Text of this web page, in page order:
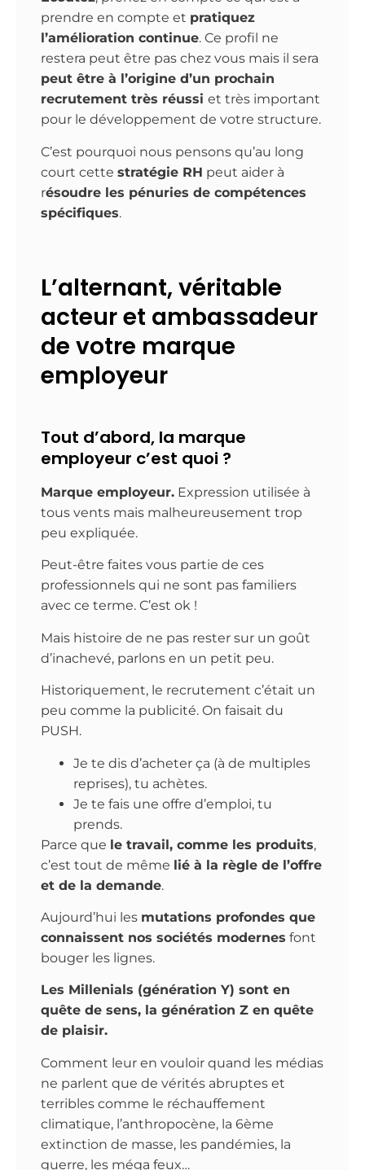
prendre en compte et pratiquez
l’amélioration continue. Ce profil ne
restera peut être pas chez vous mais il sera
peut être à l’origine d’un prochain
recrutement très réussi et très important
pour le développement de votre structure.
C’est pourquoi nous pensons qu’au long
court cette stratégie RH peut aider à
résoudre les pénuries de compétences
spécifiques.
L’alternant, véritable
acteur et ambassadeur
de votre marque
employeur
Tout d’abord, la marque
employeur c’est quoi ?
Marque employeur. Expression utilisée à
tous vents mais malheureusement trop
peu expliquée.
Peut-être faites vous partie de ces
professionnels qui ne sont pas familiers
avec ce terme. C’est ok !
Mais histoire de ne pas rester sur un goût
d’inachevé, parlons en un petit peu.
Historiquement, le recrutement c’était un
peu comme la publicité. On faisait du
PUSH.
Je te dis d’acheter ça (à de multiples
reprises), tu achètes.
Je te fais une offre d’emploi, tu
prends.
Parce que le travail, comme les produits,
c’est tout de même lié à la règle de l’offre
et de la demande.
Aujourd’hui les mutations profondes que
connaissent nos sociétés modernes font
bouger les lignes.
Les Millenials (génération Y) sont en
quête de sens, la génération Z en quête
de plaisir.
Comment leur en vouloir quand les médias
ne parlent que de vérités abruptes et
terribles comme le réchauffement
climatique, l’anthropocène, la 6ème
extinction de masse, les pandémies, la
guerre, les méga feux…